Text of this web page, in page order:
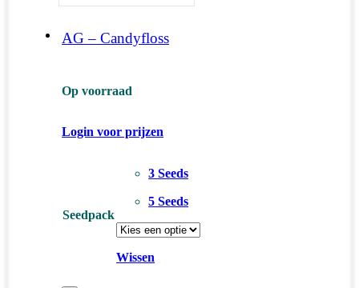
AG – Candyfloss
Op voorraad
Login voor prijzen
Seedpack
3 Seeds
5 Seeds
Wissen